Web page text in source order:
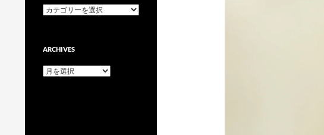
categories
ARCHIVES
archives